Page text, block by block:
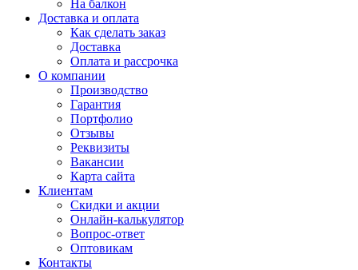
На балкон
Доставка и оплата
Как сделать заказ
Доставка
Оплата и рассрочка
О компании
Производство
Гарантия
Портфолио
Отзывы
Реквизиты
Вакансии
Карта сайта
Клиентам
Скидки и акции
Онлайн-калькулятор
Вопрос-ответ
Оптовикам
Контакты